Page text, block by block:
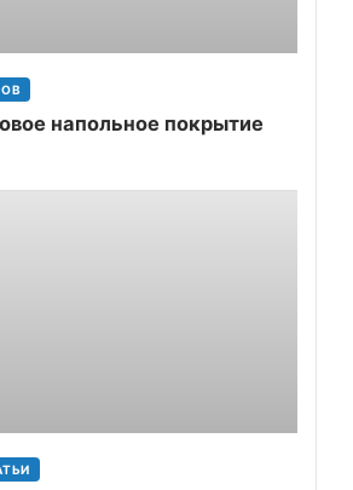
напольное покрытие